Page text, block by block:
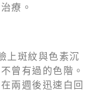
療。
上斑紋與色素沉
曾有過的色階。
兩週後迅速白回